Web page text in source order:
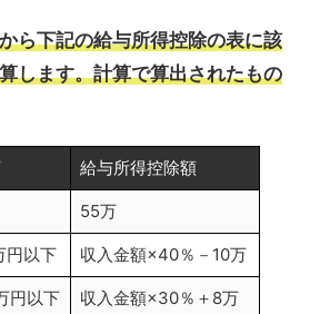
ら下記の給与所得控除の表に該
します。計算で算出されたもの
給与所得控除額
55万
以下 収入金額×40％－10万
円以下 収入金額×30％＋8万